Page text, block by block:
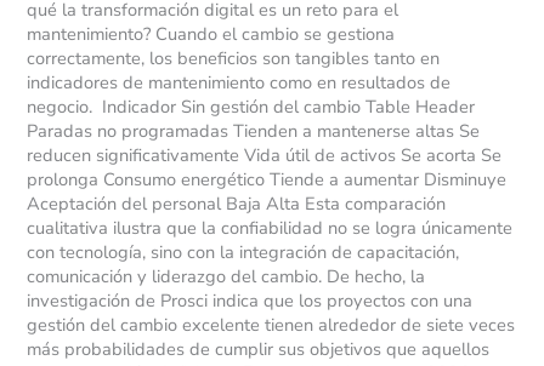
qué la transformación digital es un reto para el
mantenimiento? Cuando el cambio se gestiona
correctamente, los beneficios son tangibles tanto en
indicadores de mantenimiento como en resultados de
negocio. Indicador Sin gestión del cambio Table Header
Paradas no programadas Tienden a mantenerse altas Se
reducen significativamente Vida útil de activos Se acorta Se
prolonga Consumo energético Tiende a aumentar Disminuye
Aceptación del personal Baja Alta Esta comparación
cualitativa ilustra que la confiabilidad no se logra únicamente
con tecnología, sino con la integración de capacitación,
comunicación y liderazgo del cambio. De hecho, la
investigación de Prosci indica que los proyectos con una
gestión del cambio excelente tienen alrededor de siete veces
más probabilidades de cumplir sus objetivos que aquellos